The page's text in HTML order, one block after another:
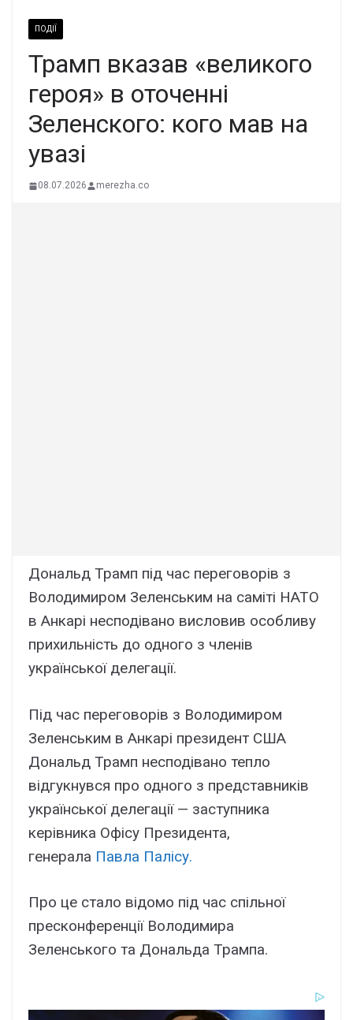
ПОДІЇ
Трамп вказав «великого
героя» в оточенні
Зеленского: кого мав на
увазі
08.07.2026 merezha.co
Дональд Трамп під час переговорів з
Володимиром Зеленським на саміті НАТО
в Анкарі несподівано висловив особливу
прихильність до одного з членів
української делегації.
Під час переговорів з Володимиром
Зеленським в Анкарі президент США
Дональд Трамп несподівано тепло
відгукнувся про одного з представників
української делегації — заступника
керівника Офісу Президента,
генерала Павла Палісу.
Про це стало відомо під час спільної
пресконференції Володимира
Зеленського та Дональда Трампа.